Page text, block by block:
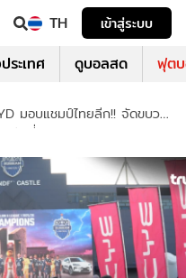
TH เข้าสู่ระบบ
ะเทศ ดูบอลสด ฟุต
มอบแชมป์ไทยลีก!! จัดขบวน
ยที่ 11